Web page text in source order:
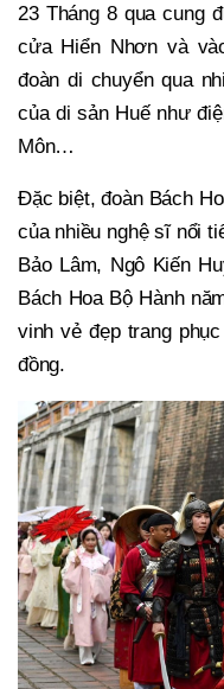
23 Tháng 8 qua cung
cửa Hiển Nhơn và
đoàn di chuyển qua
của di sản Huế như
Môn…
Đặc biệt, đoàn Bách
của nhiều nghệ sĩ nổi
Bảo Lâm, Ngô Kiến
Bách Hoa Bộ Hành
vinh vẻ đẹp trang
đồng.